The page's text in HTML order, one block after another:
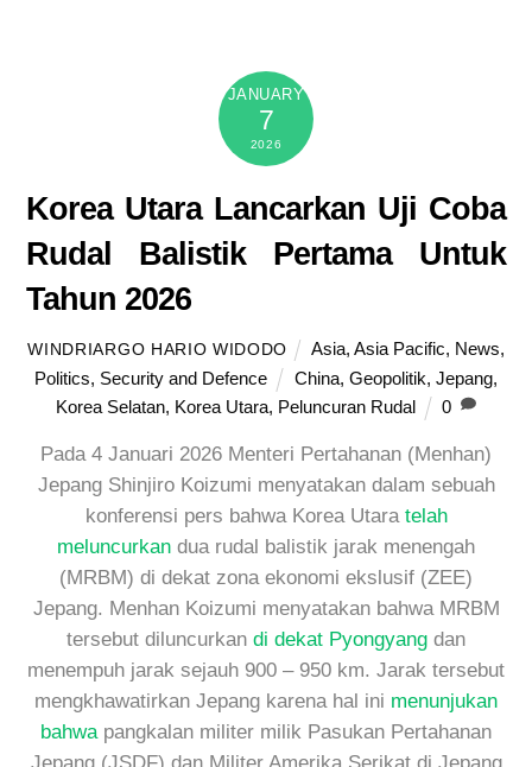
JANUARY
7
2026
Korea Utara Lancarkan Uji Coba
Rudal Balistik Pertama Untuk
Tahun 2026
WINDRIARGO HARIO WIDODO Asia, Asia Pacific, News,
Politics, Security and Defence China, Geopolitik, Jepang,
Korea Selatan, Korea Utara, Peluncuran Rudal 0
Pada 4 Januari 2026 Menteri Pertahanan (Menhan)
Jepang Shinjiro Koizumi menyatakan dalam sebuah
konferensi pers bahwa Korea Utara telah
meluncurkan dua rudal balistik jarak menengah
(MRBM) di dekat zona ekonomi ekslusif (ZEE)
Jepang. Menhan Koizumi menyatakan bahwa MRBM
tersebut diluncurkan di dekat Pyongyang dan
menempuh jarak sejauh 900 – 950 km. Jarak tersebut
mengkhawatirkan Jepang karena hal ini menunjukan
bahwapangkalan militer milik Pasukan Pertahanan